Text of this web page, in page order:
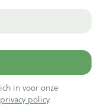
in voor onze
privacy policy.